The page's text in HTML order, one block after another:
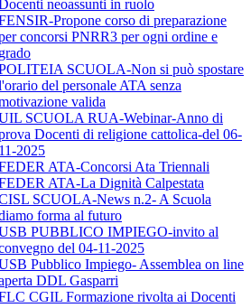
neoassunti in ruolo
Propone corso di preparazione
concorsi PNRR3 per ogni ordine e
grado
SCUOLA-Non si può spostare
del personale ATA senza
valida
SCUOLA RUA-Webinar-Anno di
Docenti di religione cattolica-del 06-
11-2025
ATA-Concorsi Ata Triennali
ATA-La Dignità Calpestata
SCUOLA-News n.2- A Scuola
forma al futuro
PUBBLICO IMPIEGO-invito al
del 04-11-2025
Pubblico Impiego- Assemblea on line
DDL Gasparri
CGIL Formazione rivolta ai Docenti